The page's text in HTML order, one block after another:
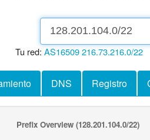
Tu red: AS16509216.73.216.0/22
DNS Registro
Prefix Overview(128.201.104.0/22)